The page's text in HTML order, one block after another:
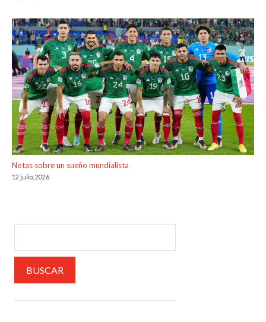
Notas sobre un sueño mundialista
12 julio, 2026